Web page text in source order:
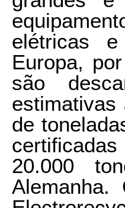
elétricas
Europa,
são
de
20.000
Alemanha.